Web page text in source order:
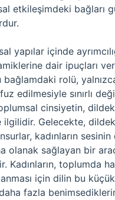
etkileşimdeki bağları
yapılar içinde
dair ipuçları
bağlamdaki rolü,
edilmesiyle sınırlı
cinsiyetin,
ilgilidir. Gelecekte,
kadınların
olanak sağlayan bir
Kadınların, toplumda
için dilin bu
daha fazla